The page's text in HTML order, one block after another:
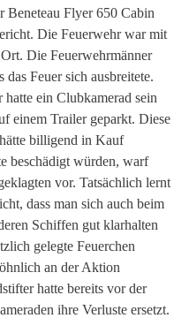
Beneteau Flyer 650 Cabin
Die Feuerwehr war mit
Die Feuerwehrmänner
Feuer sich ausbreitete.
ein Clubkamerad sein
einem Trailer geparkt. Diese
billigend in Kauf
beschädigt würden, warf
vor. Tatsächlich lernt
dass man sich auch beim
Schiffen gut klarhalten
gelegte Feuerchen
an der Aktion
hatte bereits vor der
ihre Verluste ersetzt.